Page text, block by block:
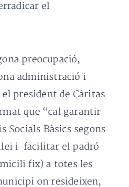
el
preocupació,
administració i
president de Càritas
que “cal garantir
Socials Bàsics segons
i facilitar el padró
fix) a totes les
on resideixen,